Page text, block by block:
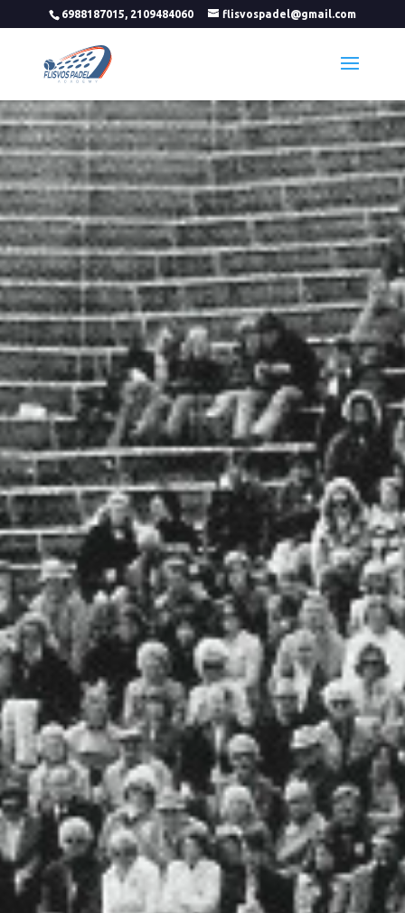
6988187015, 2109484060 flisvospadel@gmail.com